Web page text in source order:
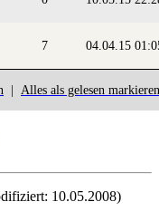
7 04.04.15
Alles als gelesen markieren
10.05.2008)